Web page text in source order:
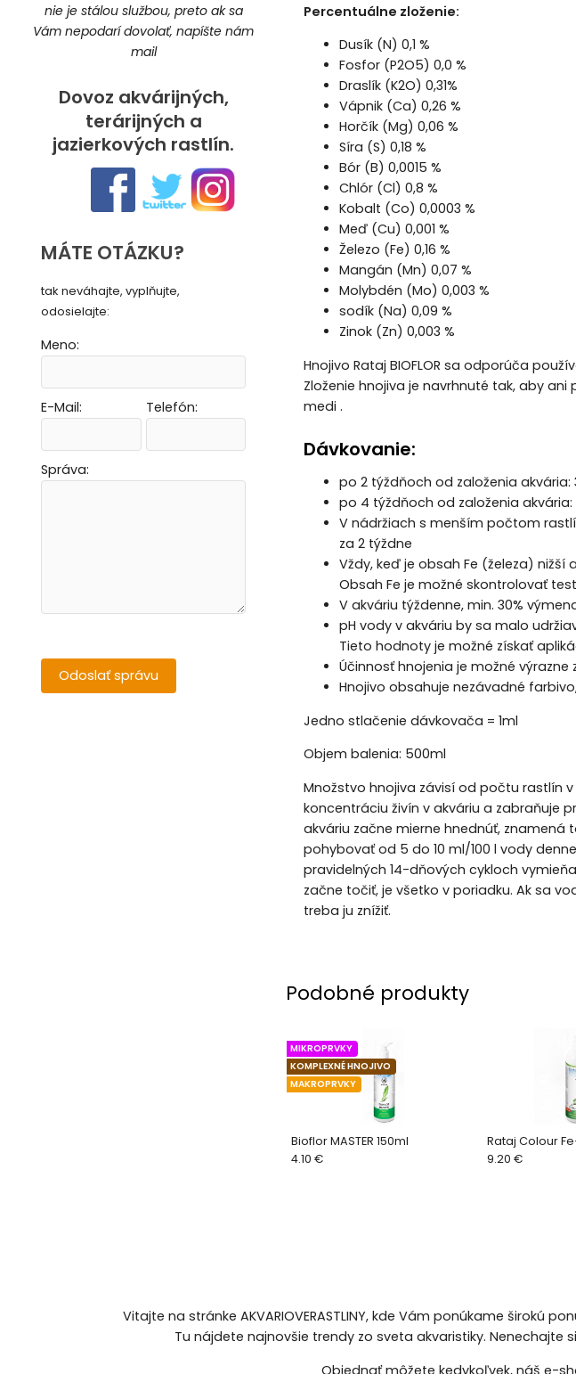
nie je stálou službou, preto ak sa
Vám nepodarí dovolať, napíšte nám
mail
Dovoz akvárijných,
terárijných a
jazierkových rastlín.
MÁTE OTÁZKU?
tak neváhajte, vyplňujte,
odosielajte:
Meno:
E-Mail:
Telefón:
Správa:
Percentuálne zloženie:
Dusík (N) 0,1 %
Fosfor (P2O5) 0,0 %
Draslík (K2O) 0,31%
Vápnik (Ca) 0,26 %
Horčík (Mg) 0,06 %
Síra (S) 0,18 %
Bór (B) 0,0015 %
Chlór (Cl) 0,8 %
Kobalt (Co) 0,0003 %
Meď (Cu) 0,001 %
Železo (Fe) 0,16 %
Mangán (Mn) 0,07 %
Molybdén (Mo) 0,003 %
sodík (Na) 0,09 %
Zinok (Zn) 0,003 %
Hnojivo Rataj BIOFLOR sa odporúča
Zloženie hnojiva je navrhnuté tak, aby
medi .
Dávkovanie:
po 2 týždňoch od založenia akvária:
po 4 týždňoch od založenia akvária:
V nádržiach s menším počtom
za 2 týždne
Vždy, keď je obsah Fe (železa) nižší
Obsah Fe je možné skontrolovať
V akváriu týždenne, min. 30%
pH vody v akváriu by sa malo
Tieto hodnoty je možné získať
Účinnosť hnojenia je možné
Hnojivo obsahuje nezávadné
Jedno stlačenie dávkovača = 1ml
Objem balenia: 500ml
Množstvo hnojiva závisí od počtu rastlín
koncentráciu živín v akváriu a zabraňuje
akváriu začne mierne hnednúť, znamená
pohybovať od 5 do 10 ml/100 l vody
pravidelných 14-dňových cykloch
začne točiť, je všetko v poriadku. Ak sa
treba ju znížiť.
Podobné produkty
Bioflor MASTER 150ml
MIKROPRVKY
KOMPLEXNÉ HNOJIVO
MAKROPRVKY
4.10 €
Rataj Colour
9.20 €
Vitajte na stránke AKVARIOVERASTLINY, kde Vám ponúkame širokú
Tu nájdete najnovšie trendy zo sveta akvaristiky. Nenechajte
Objednať môžete kedykoľvek, náš e-